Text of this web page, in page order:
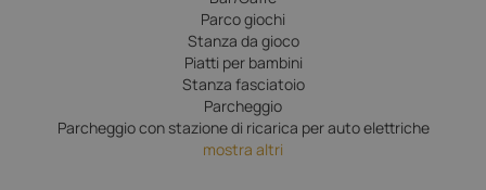
Parco giochi
Stanza da gioco
Piatti per bambini
Stanza fasciatoio
Parcheggio
Parcheggio con stazione di ricarica per auto elettriche
mostra altri